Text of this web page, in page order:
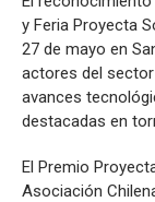
y Feria Proyecta
27 de mayo en
actores del
avances
destacadas en
El Premio
Asociación